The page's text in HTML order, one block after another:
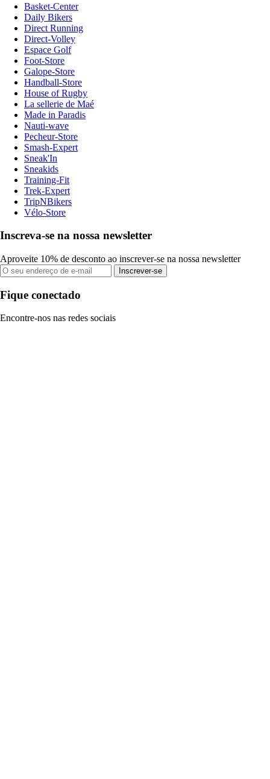
Basket-Center
Daily Bikers
Direct Running
Direct-Volley
Espace Golf
Foot-Store
Galope-Store
Handball-Store
House of Rugby
La sellerie de Maé
Made in Paradis
Nauti-wave
Pecheur-Store
Smash-Expert
Sneak'In
Sneakids
Training-Fit
Trek-Expert
TripNBikers
Vélo-Store
Inscreva-se na nossa newsletter
Aproveite 10% de desconto ao inscrever-se na nossa newsletter
Inscrever-se
Fique conectado
Encontre-nos nas redes sociais